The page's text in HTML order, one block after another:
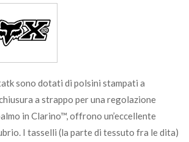
sono dotati di polsini stampati a
a strappo per una regolazione
in Clarino™, offrono un’eccellente
I tasselli (la parte di tessuto fra le dita)